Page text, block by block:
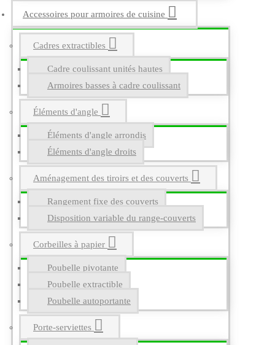
Accessoires pour armoires de cuisine
Cadres extractibles
Cadre coulissant unités hautes
Armoires basses à cadre coulissant
Éléments d'angle
Éléments d'angle arrondis
Éléments d'angle droits
Aménagement des tiroirs et des couverts
Rangement fixe des couverts
Disposition variable du range-couverts
Corbeilles à papier
Poubelle pivotante
Poubelle extractible
Poubelle autoportante
Porte-serviettes